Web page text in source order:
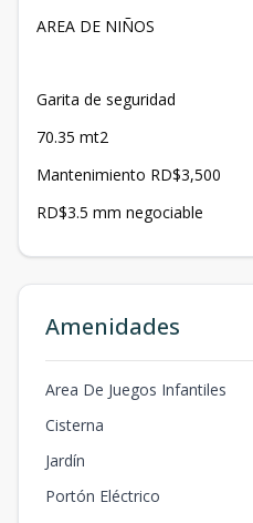
AREA DE NIÑOS
Garita de seguridad
70.35 mt2
Mantenimiento RD$3,500
RD$3.5 mm negociable
Amenidades
Area De Juegos Infantiles
Cisterna
Jardín
Portón Eléctrico